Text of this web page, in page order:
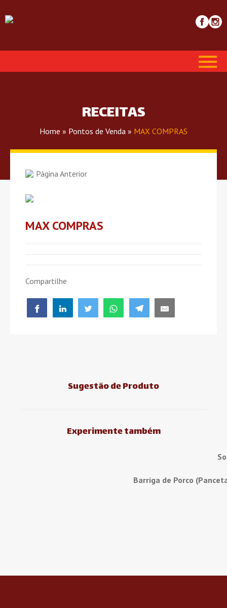
RECEITAS
Home » Pontos de Venda » MAX COMPRAS
Página Anterior
MAX COMPRAS
Compartilhe
Sugestão de Produto
Experimente também
Barriga de Porco